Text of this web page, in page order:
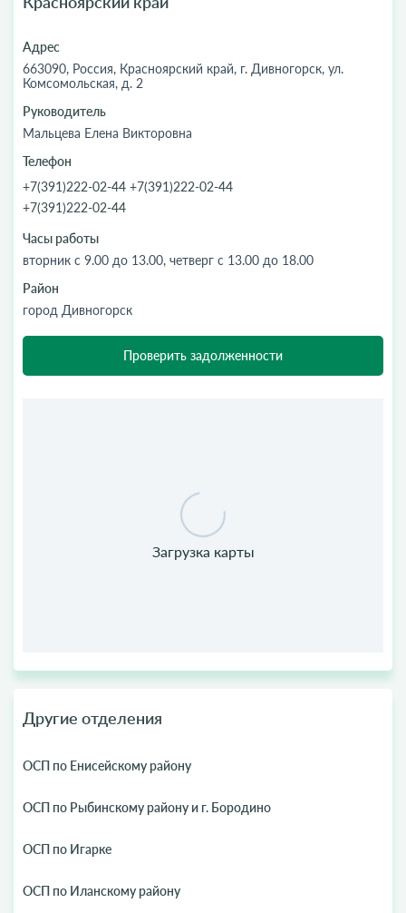
Адрес
663090, Россия, Красноярский край, г. Дивногорск, ул.
Комсомольская, д. 2
Руководитель
Мальцева Елена Викторовна
Телефон
+7(391)222-02-44 +7(391)222-02-44
+7(391)222-02-44
Часы работы
вторник с 9.00 до 13.00, четверг с 13.00 до 18.00
Район
город Дивногорск
Проверить задолженности
Другие отделения
ОСП по Енисейскому району
ОСП по Рыбинскому району и г. Бородино
ОСП по Игарке
ОСП по Иланскому району